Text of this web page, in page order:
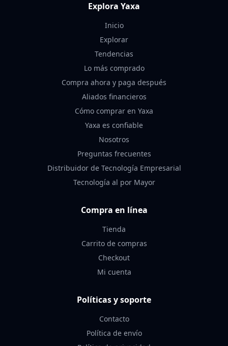
Explora Yaxa
Inicio
Explorar
Tendencias
Lo más comprado
Compra ahora y paga después
Aliados financieros
Cómo comprar en Yaxa
Yaxa es confiable
Nosotros
Preguntas frecuentes
Distribuidor de Tecnología Empresarial
Tecnología al por Mayor
Compra en línea
Tienda
Carrito de compras
Checkout
Mi cuenta
Políticas y soporte
Contacto
Política de envío